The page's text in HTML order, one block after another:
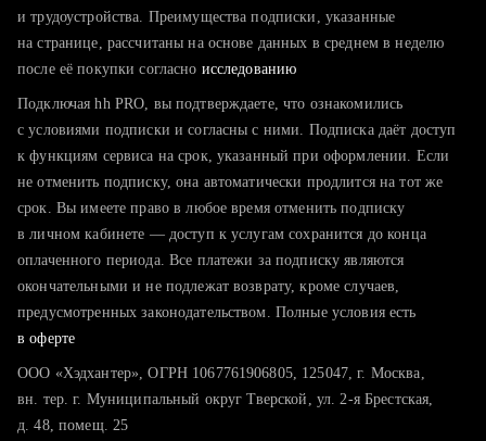
тратите много времени на поиск и вручную поднимаете
хотите сравнить себя с конкурентами и оценить шансы
и трудоустройства. Преимущества подписки, указанные
на странице, рассчитаны на основе данных в среднем в неделю
после её покупки согласно исследованию
Подключая hh PRO, вы подтверждаете, что ознакомились
с условиями подписки и согласны с ними. Подписка даёт доступ
к функциям сервиса на срок, указанный при оформлении. Если
не отменить подписку, она автоматически продлится на тот же
срок. Вы имеете право в любое время отменить подписку
в личном кабинете — доступ к услугам сохранится до конца
оплаченного периода. Все платежи за подписку являются
окончательными и не подлежат возврату, кроме случаев,
предусмотренных законодательством. Полные условия есть
в оферте
ООО «Хэдхантер», ОГРН 1067761906805, 125047, г. Москва,
вн. тер. г. Муниципальный округ Тверской, ул. 2-я Брестская,
д. 48, помещ. 25